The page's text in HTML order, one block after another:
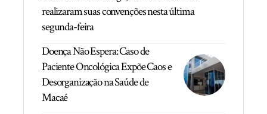
realizaram suas convenções nesta última
segunda-feira
Doença Não Espera: Caso de
Paciente Oncológica Expõe Caos e
Desorganização na Saúde de
Macaé